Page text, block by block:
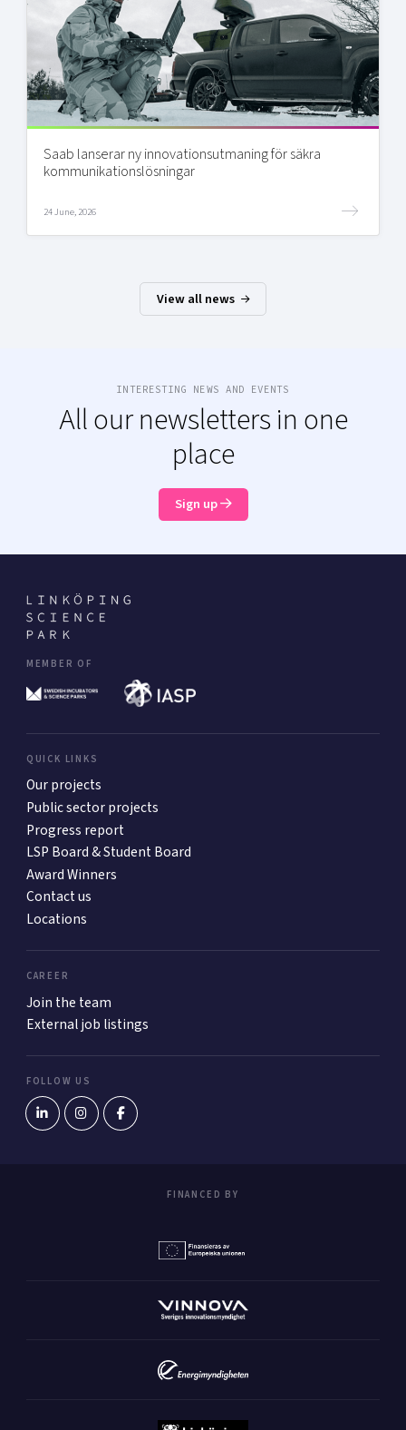
Saab lanserar ny innovationsutmaning för säkra
kommunikationslösningar
24 June, 2026
View all news
INTERESTING NEWS AND EVENTS
All our newsletters in one
place
Sign up
MEMBER OF
QUICK LINKS
Our projects
Public sector projects
Progress report
LSP Board & Student Board
Award Winners
Contact us
Locations
CAREER
Join the team
External job listings
FOLLOW US
FINANCED BY